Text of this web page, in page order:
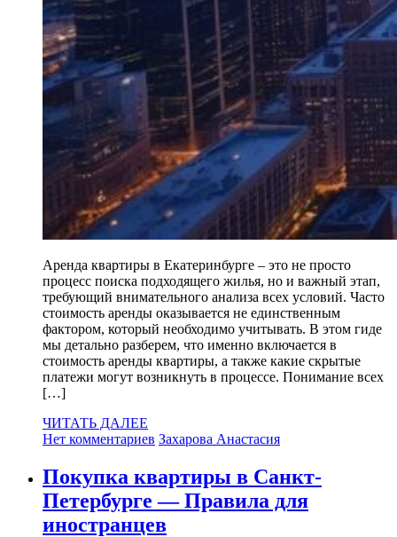
Аренда квартиры в Екатеринбурге – это не просто
процесс поиска подходящего жилья, но и важный этап,
требующий внимательного анализа всех условий. Часто
стоимость аренды оказывается не единственным
фактором, который необходимо учитывать. В этом гиде
мы детально разберем, что именно включается в
стоимость аренды квартиры, а также какие скрытые
платежи могут возникнуть в процессе. Понимание всех
[…]
ЧИТАТЬ ДАЛЕЕ
Нет комментариев Захарова Анастасия
Покупка квартиры в Санкт-
Петербурге — Правила для
иностранцев